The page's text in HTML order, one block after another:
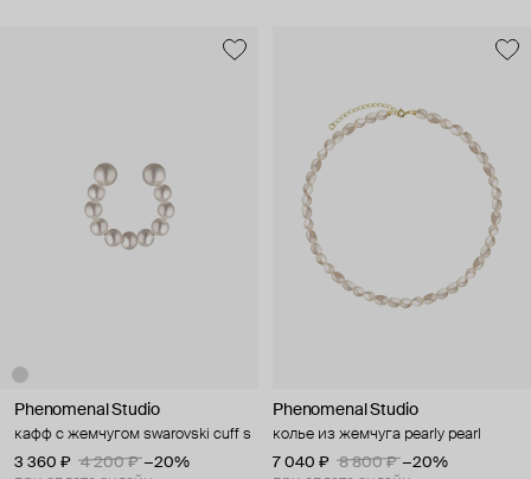
Phenomenal Studio
кафф с жемчугом swarovski cuff s
3 360 ₽
4 200 ₽ −20%
Phenomenal Studio
колье из жемчуга pearly pearl
7 040 ₽
8 800 ₽ −20%